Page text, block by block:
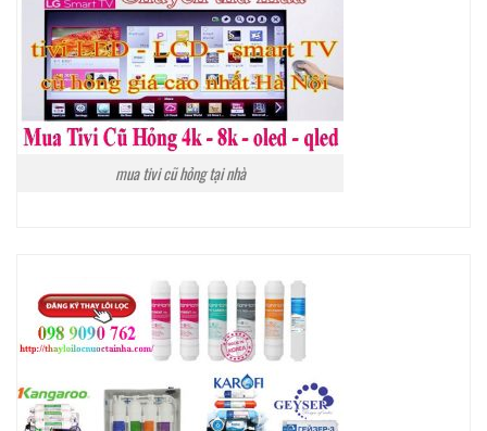
mua tivi cũ hỏng tại nhà